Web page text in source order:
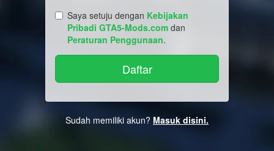
Saya setuju dengan Kebijakan
Pribadi GTA5-Mods.com dan
Peraturan Penggunaan.
Sudah memiliki akun? Masuk disini.